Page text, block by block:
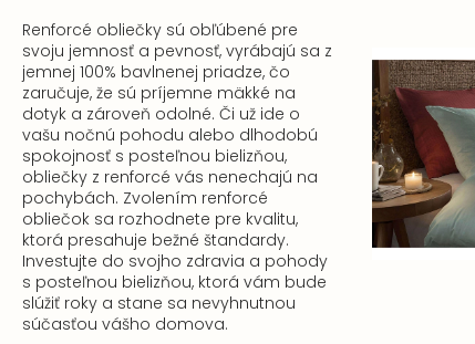
Renforcé obliečky sú obľúbené pre
svoju jemnosť a pevnosť, vyrábajú sa z
jemnej 100% bavlnenej priadze, čo
zaručuje, že sú príjemne mäkké na
dotyk a zároveň odolné. Či už ide o
vašu nočnú pohodu alebo dlhodobú
spokojnosť s posteľnou bielizňou,
obliečky z renforcé vás nenechajú na
pochybách. Zvolením renforcé
obliečok sa rozhodnete pre kvalitu,
ktorá presahuje bežné štandardy.
Investujte do svojho zdravia a pohody
s posteľnou bielizňou, ktorá vám bude
slúžiť roky a stane sa nevyhnutnou
súčasťou vášho domova.